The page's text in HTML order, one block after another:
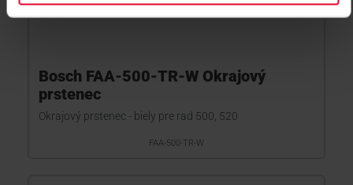
Bosch FAA-500-TR-W Okrajový
prstenec
Okrajový prstenec - biely pre rad 500, 520
FAA-500-TR-W